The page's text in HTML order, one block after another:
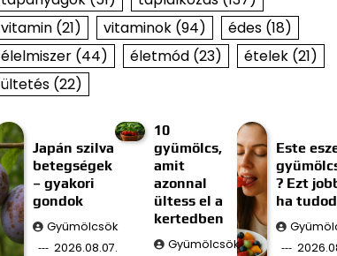
vitamin(21) vitaminok(94) édes(18)
élelmiszer(44) életmód(23) ételek(21)
ültetés(22)
Japán szilva
betegségek
– gyakori
gondok
Gyümölcsök
2026.08.07.
10
gyümölcs,
amit
azonnal
ültess el a
kertedben
Gyümölcsök
Este
? Ezt
ha tudod